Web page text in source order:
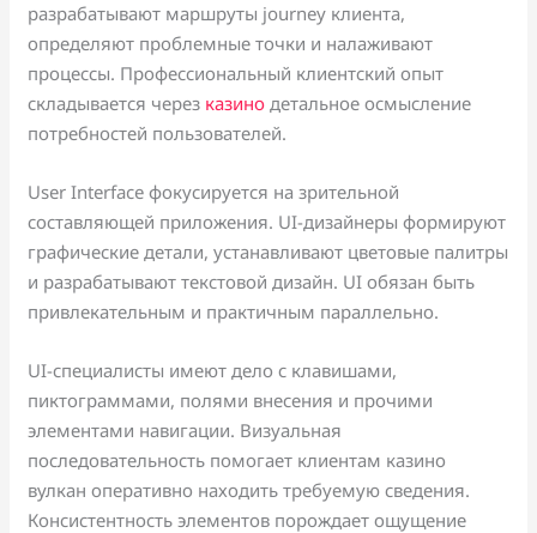
разрабатывают маршруты journey клиента,
определяют проблемные точки и налаживают
процессы. Профессиональный клиентский опыт
складывается через казино детальное осмысление
потребностей пользователей.
User Interface фокусируется на зрительной
составляющей приложения. UI-дизайнеры формируют
графические детали, устанавливают цветовые палитры
и разрабатывают текстовой дизайн. UI обязан быть
привлекательным и практичным параллельно.
UI-специалисты имеют дело с клавишами,
пиктограммами, полями внесения и прочими
элементами навигации. Визуальная
последовательность помогает клиентам казино
вулкан оперативно находить требуемую сведения.
Консистентность элементов порождает ощущение